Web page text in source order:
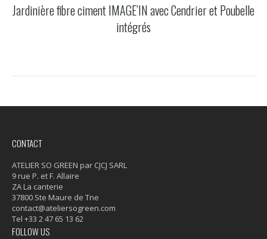
Jardinière fibre ciment IMAGE’IN avec Cendrier et Poubelle
intégrés
CONTACT
ATELIER SO GREEN par CJCJ SARL
9 rue P. et F. Allaire
ZA La canterie
37800 Ste Maure de Tne
contact@ateliersogreen.com
Tel +33 2 47 65 13 62
FOLLOW US